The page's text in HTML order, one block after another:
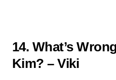
14. What’s
Kim? – Viki